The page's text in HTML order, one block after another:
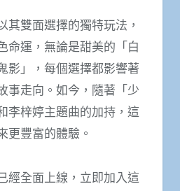
其雙面選擇的獨特玩法，
命運，無論是甜美的「白
影」，每個選擇都影響著
事走向。如今，隨著「少
李梓婷主題曲的加持，這
更豐富的體驗。
經全面上線，立即加入這